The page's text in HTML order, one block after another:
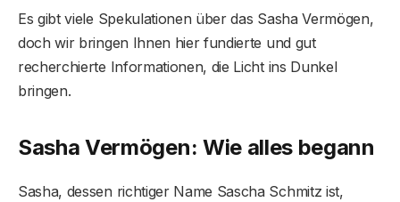
Es gibt viele Spekulationen über das Sasha Vermögen,
doch wir bringen Ihnen hier fundierte und gut
recherchierte Informationen, die Licht ins Dunkel
bringen.
Sasha Vermögen: Wie alles begann
Sasha, dessen richtiger Name Sascha Schmitz ist,